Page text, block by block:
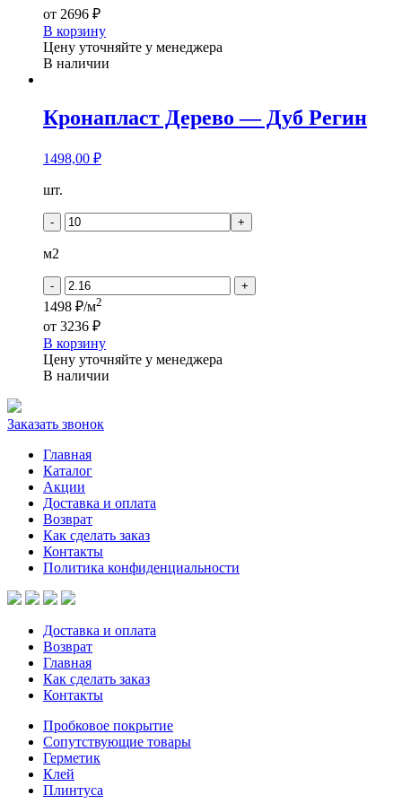
от 2696 ₽
В корзину
Цену уточняйте у менеджера
В наличии
Кронапласт Дерево — Дуб Регин
1498,00 ₽
Количество
Кронапласт
-
Регин
шт.
- +
м2
- +
1498 ₽/м2
от 3236 ₽
В корзину
Цену уточняйте у менеджера
В наличии
Заказать звонок
Главная
Каталог
Акции
Доставка и оплата
Возврат
Как сделать заказ
Контакты
Политика конфиденциальности
Доставка и оплата
Возврат
Главная
Как сделать заказ
Контакты
Пробковое покрытие
Сопутствующие товары
Герметик
Клей
Плинтуса